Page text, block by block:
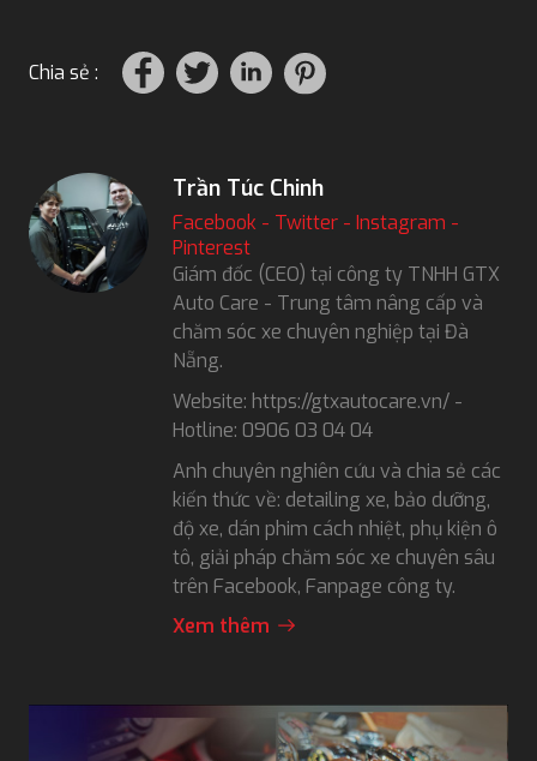
Chia sẻ :
Trần Túc Chinh
Facebook - Twitter - Instagram -
Pinterest
Giám đốc (CEO) tại công ty TNHH GTX
Auto Care - Trung tâm nâng cấp và
chăm sóc xe chuyên nghiệp tại Đà
Nẵng.
Website: https://gtxautocare.vn/ -
Hotline: 0906 03 04 04
Anh chuyên nghiên cứu và chia sẻ các
kiến thức về: detailing xe, bảo dưỡng,
độ xe, dán phim cách nhiệt, phụ kiện ô
tô, giải pháp chăm sóc xe chuyên sâu
trên Facebook, Fanpage công ty.
Xem thêm